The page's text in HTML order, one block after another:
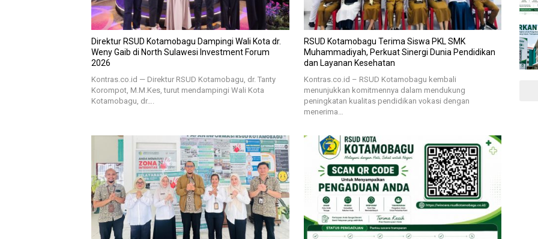
Direktur RSUD Kotamobagu Dampingi Wali Kota dr.
Weny Gaib di North Sulawesi Investment Forum
2026
Kontras.co.id — Direktur RSUD Kotamobagu, dr. Tanty
Korompot, M.M.Kes, turut mendampingi Wali Kota
Kotamobagu, dr….
RSUD Kotamobagu Terima Siswa PKL SMK
Muhammadiyah, Perkuat Sinergi Dunia Pendidikan
dan Layanan Kesehatan
Kontras.co.id – RSUD Kotamobagu kembali
menunjukkan komitmennya dalam mendukung
peningkatan kualitas pendidikan vokasi dengan
menerima…